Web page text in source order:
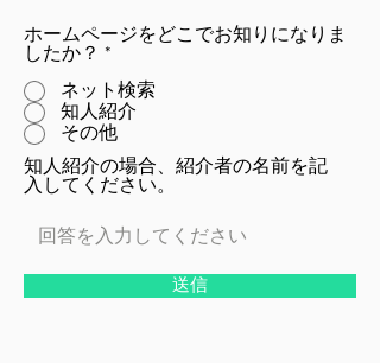
ホームページをどこでお知りになりま
したか？ *
ネット検索
知人紹介
その他
知人紹介の場合、紹介者の名前を記
入してください。
送信